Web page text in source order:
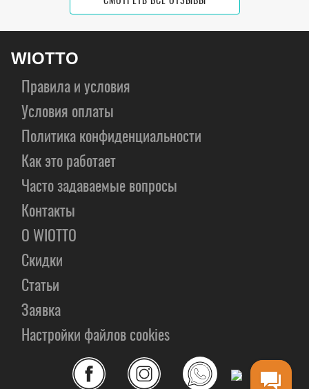
WIOTTO
Правила и условия
Условия оплаты
Политика конфиденциальности
Как это работает
Часто задаваемые вопросы
Контакты
О WIOTTO
Скидки
Статьи
Заявка
Настройки файлов cookies